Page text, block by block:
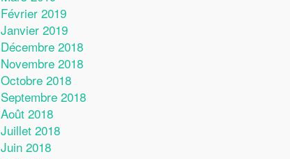
Février 2019
Janvier 2019
Décembre 2018
Novembre 2018
Octobre 2018
Septembre 2018
Août 2018
Juillet 2018
Juin 2018